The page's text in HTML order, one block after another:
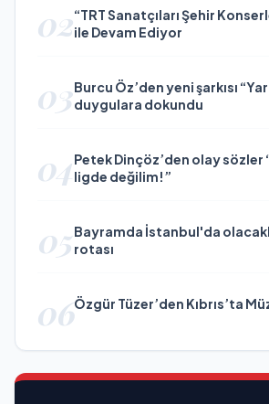
02“TRT Sanatçıları Şehir
ile Devam Ediyor
03Burcu Öz’den yeni şarkısı
duygulara dokundu
04Petek Dinçöz’den olay sözler
ligde değilim!”
05Bayramda İstanbul'da
rotası
06Özgür Tüzer’den Kıbrıs’ta